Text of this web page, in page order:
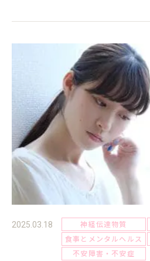
2025.03.18 神経伝達物質
食事とメンタルヘルス
不安障害・不安症